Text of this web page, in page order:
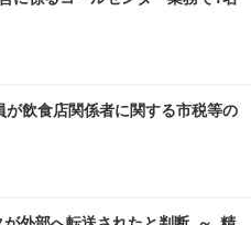
飲食店関係者に関する市税等の
が外部へ転送されたと判断 ～ 精